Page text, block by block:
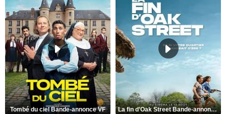
Tombé du ciel Bande-annonce VF La fin d’Oak Street Bande-annonce VO STFR